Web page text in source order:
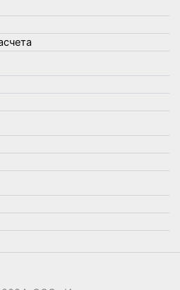
отдыха
и насадки